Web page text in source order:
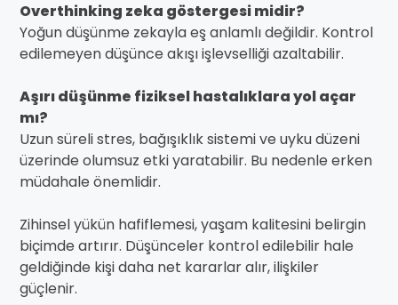
Overthinking zeka göstergesi midir?
Yoğun düşünme zekayla eş anlamlı değildir. Kontrol
edilemeyen düşünce akışı işlevselliği azaltabilir.
Aşırı düşünme fiziksel hastalıklara yol açar
mı?
Uzun süreli stres, bağışıklık sistemi ve uyku düzeni
üzerinde olumsuz etki yaratabilir. Bu nedenle erken
müdahale önemlidir.
Zihinsel yükün hafiflemesi, yaşam kalitesini belirgin
biçimde artırır. Düşünceler kontrol edilebilir hale
geldiğinde kişi daha net kararlar alır, ilişkiler
güçlenir.